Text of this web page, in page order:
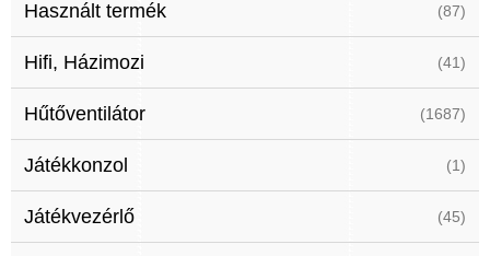
Használt termék (87)
Hifi, Házimozi (41)
Hűtőventilátor (1687)
Játékkonzol (1)
Játékvezérlő (45)